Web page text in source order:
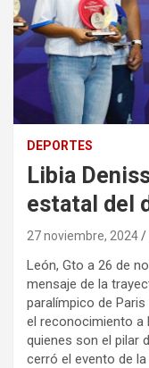
DEPORTES
Libia
estatal del
27 noviembre, 2024
León, Gto a 26 de
mensaje de la
paralímpico de
el reconocimiento a
quienes son el pilar
cerró el evento de